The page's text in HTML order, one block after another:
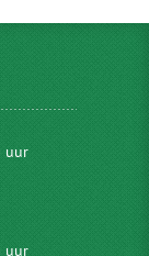
uur
uur